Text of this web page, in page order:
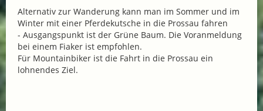
Alternativ zur Wanderung kann man im Sommer und im
Winter mit einer Pferdekutsche in die Prossau fahren
- Ausgangspunkt ist der Grüne Baum. Die Voranmeldung
bei einem Fiaker ist empfohlen.
Für Mountainbiker ist die Fahrt in die Prossau ein
lohnendes Ziel.